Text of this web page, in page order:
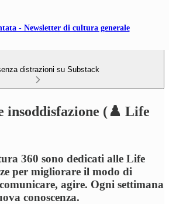
- Newsletter di cultura generale
distrazioni su Substack
insoddisfazione (♟️ Life
360 sono dedicati alle Life
per migliorare il modo di
agire. Ogni settimana
conoscenza.